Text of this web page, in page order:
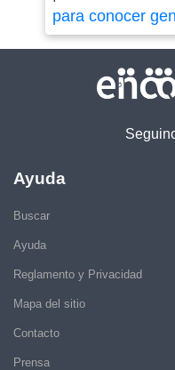
para conocer
Ayuda
Buscar
Ayuda
Reglamento y Privacidad
Mapa del sitio
Contacto
Prensa